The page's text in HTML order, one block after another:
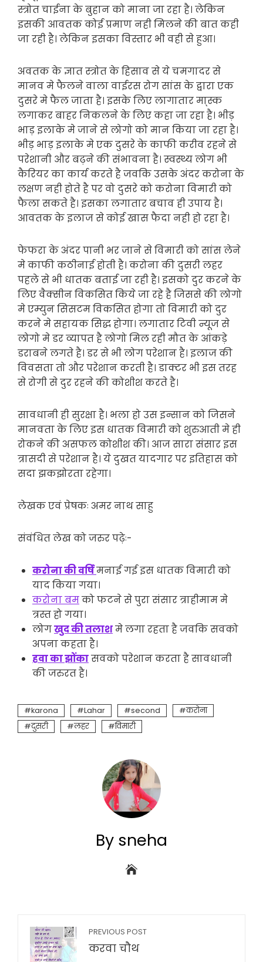
स्त्रोत चाईना के बुहान को माना जा रहा है। लेकिन
इसकी आवतक कोई प्रमाण नही मिलने की बात कही
जा रही है। लेकिन इसका विस्तार भी वही से हुआ।
अवतक के ज्ञात स्त्रोत के हिसाव से ये चमगादर से
मानव मे फैलने वाला वाईरस रोग सांस के द्वारा एक
दुसरे मे फैल जाता है। इसके लिए लागातार मा्स्क
लगाकर बाहर निकलने के लिए कहा जा रहा है। भीड़
भाड़ इलाके मे जाने से लोगो को मान किया जा रहा है।
भीड़ भाड़ इलाके मे एक दुसरे के काफी करीव रहने से
परेशानी और बढ़ने की संभावना है। स्वस्थ्य लोग भी
कैरियर का कार्य करते है जवकि उसके अंदर करोना के
लक्षण नही होते है पर वो दुसरे को करोना विमारी को
फैला सकते है। इसका लगातार बचाव ही उपाय है।
आवतक के इलाज से कोई खास फैदा नही हो रहा है।
फेफरा के अंदर पानी भर जाने से विमारी को सांस लेने
मे काफी कठीनाई होती है। करोना की दुसरी लहर
पहले से भी धातक बताई जा रही है। इसको दुर करने के
लिए वैक्सीन विकसित किये जा रहे है जिससे की लोगो
मे एम्युन सिसटम विकसित होगा तो विमारी को दुर
करने मे सहायक सिद्ध होगा। लगातार टिवी न्यूज से
लोगो मे डर व्यापत है लोगो मिल रही मौत के आंकड़े
डराबने लगते है। डर से भी लोग परेशान है। इलाज की
विवसता तो और परेशान करती है। डाक्टर भी इस तरह
से रोगी से दुर रहने की कोशीश करते है।
सावधानी ही सुरक्षा है। भला हो उस इन्सान को जिसने
मानवता के लिए इस धातक विमारी को शुरुआती मे ही
रोकने की असफल कोशीश की। आज सारा संसार इस
त्रासदी से परेशान है। ये दुखत यादगार पर इतिहास को
सदा झकझोरता रहेगा।
लेखक एवं प्रेषकः अमर नाथ साहु
संवंधित लेख को जरुर पढ़ेः-
करोना की वर्षिमनाई गई इस धातक विमारी को
याद किया गया।
करोना बमको फटने से पुरा संसार त्राहीमाम मे
त्रस्त हो गया।
लोगखुद की तलाशमे लगा रहता है जवकि सवको
अपना कहता है।
हवा का झोंकासवको परेशान करता है सावधानी
की जरुरत है।
karona Lahar second
करोना
दुसरी
लहर विमारी
By sneha
PREVIOUS POST
करवा चौथ